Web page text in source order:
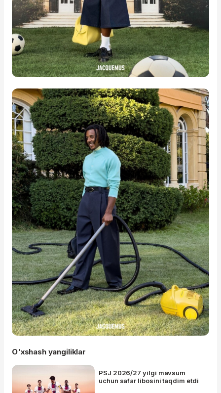
O'xshash yangiliklar
PSJ 2026/27 yilgi mavsum
uchun safar libosini taqdim etdi